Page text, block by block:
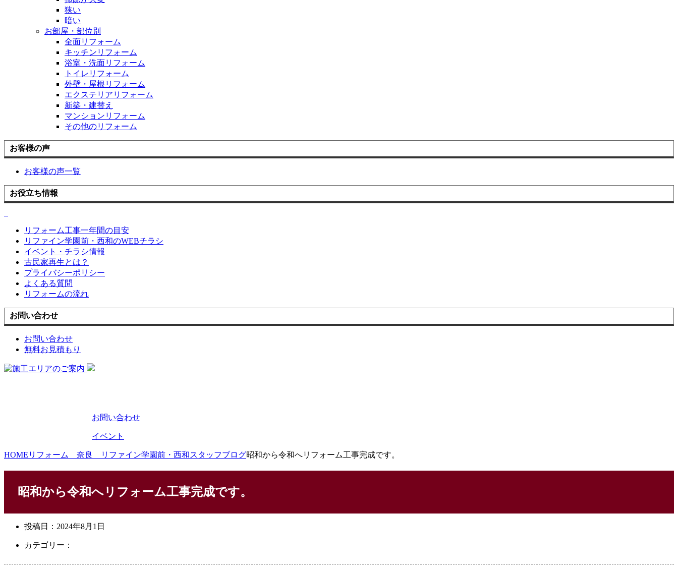
狭い
暗い
お部屋・部位別
全面リフォーム
キッチンリフォーム
浴室・洗面リフォーム
トイレリフォーム
外壁・屋根リフォーム
エクステリアリフォーム
新築・建替え
マンションリフォーム
その他のリフォーム
お客様の声
お客様の声一覧
お役立ち情報
リフォーム工事一年間の目安
リファイン学園前・西和のWEBチラシ
イベント・チラシ情報
古民家再生とは？
プライバシーポリシー
よくある質問
リフォームの流れ
お問い合わせ
お問い合わせ
無料お見積もり
お問い合わせ
イベント
HOME リフォーム 奈良 リファイン学園前・西和スタッフブログ昭和から令和へリフォーム工事完成です。
昭和から令和へリフォーム工事完成です。
投稿日： 2024年8月1日
カテゴリー：